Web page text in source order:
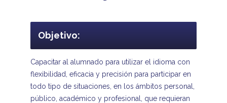
Objetivo:
Capacitar al alumnado para utilizar el idioma con
flexibilidad, eficacia y precisión para participar en
todo tipo de situaciones, en los ámbitos personal,
público, académico y profesional, que requieran